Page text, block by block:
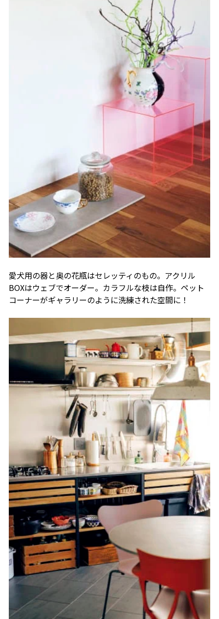
愛犬用の器と奥の花瓶はセレッティのもの。アクリル
BOXはウェブでオーダー。カラフルな枝は自作。ペット
コーナーがギャラリーのように洗練された空間に！